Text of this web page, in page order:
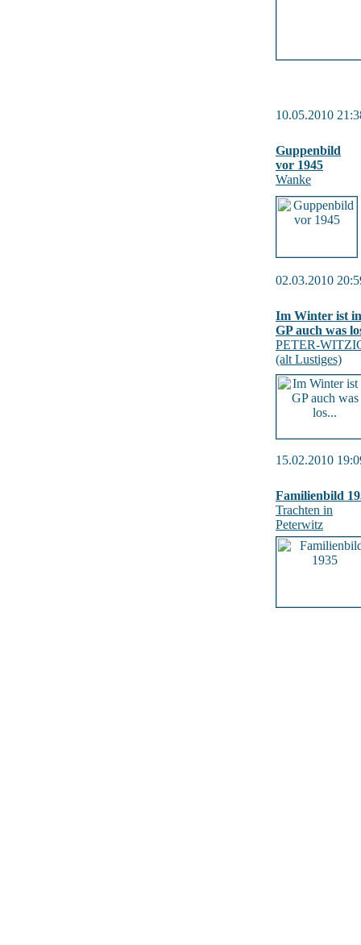
10.05.2010
Guppenbild
vor 1945
Wanke
02.03.2010
Im Winter ist in
GP auch was
PETER-
(alt Lustiges)
15.02.2010
Familienbild
Trachten in
Peterwitz